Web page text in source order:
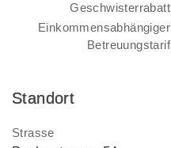
Geschwisterrabatt
Einkommensabhängiger
Betreuungstarif
Standort
Strasse